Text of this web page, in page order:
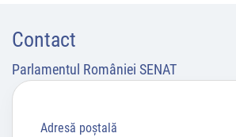
Contact
Parlamentul României SENAT
Adresă poştală